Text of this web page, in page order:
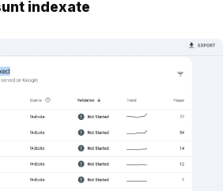
indexate